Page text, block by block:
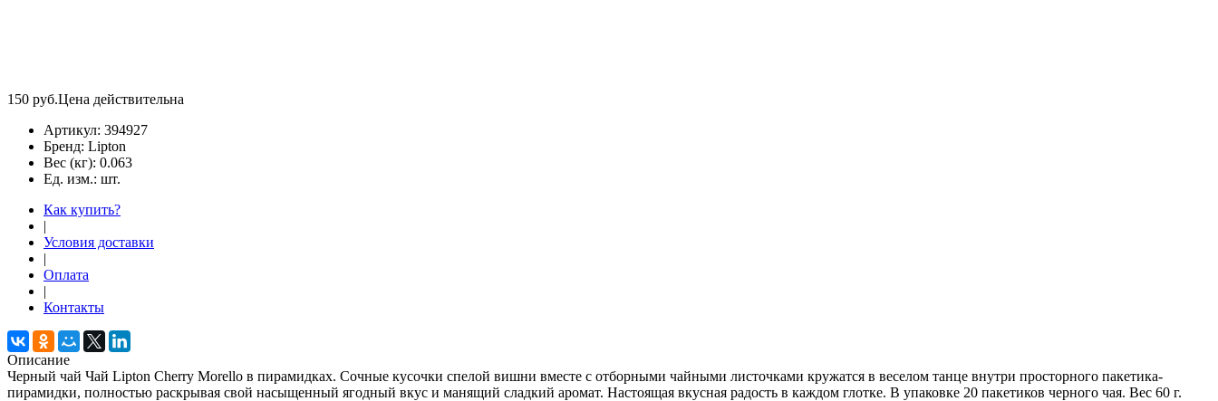
150 руб.Цена действительна
Артикул: 394927
Бренд: Lipton
Вес (кг): 0.063
Ед. изм.: шт.
Как купить?
|
Условия доставки
|
Оплата
|
Контакты
Описание
Черный чай Чай Lipton Cherry Morello в пирамидках. Сочные кусочки спелой вишни вместе с отборными чайными листочками кружатся в веселом танце внутри просторного пакетика-
пирамидки, полностью раскрывая свой насыщенный ягодный вкус и манящий сладкий аромат. Настоящая вкусная радость в каждом глотке. В упаковке 20 пакетиков черного чая. Вес 60 г.